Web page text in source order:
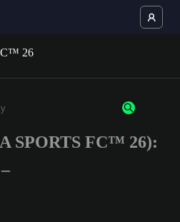
of 3 characters or numbers
SPORTS FC™ 26):